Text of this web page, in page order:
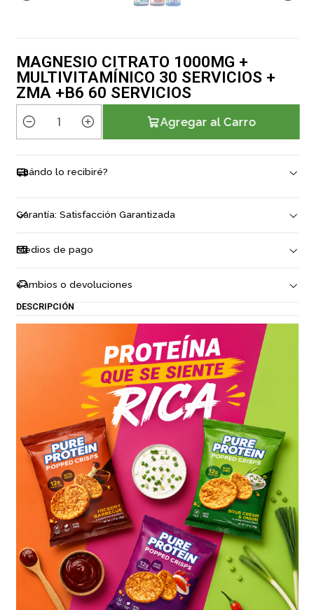
MAGNESIO CITRATO 1000MG +
MULTIVITAMÍNICO 30 SERVICIOS +
ZMA +B6 60 SERVICIOS
t
i
d
a
d
Agregar al Carro
Cuándo lo recibiré?
Garantía: Satisfacción Garantizada
Medios de pago
Cambios o devoluciones
DESCRIPCIÓN